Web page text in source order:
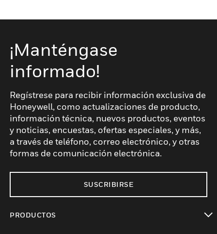
¡Manténgase
informado!
Regístrese para recibir información exclusiva de
Honeywell, como actualizaciones de producto,
información técnica, nuevos productos, eventos
y noticias, encuestas, ofertas especiales, y más,
a través de teléfono, correo electrónico, y otras
formas de comunicación electrónica.
SUSCRIBIRSE
PRODUCTOS